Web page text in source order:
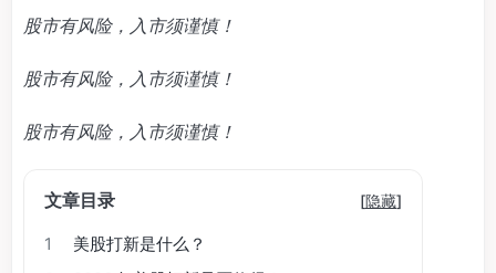
股市有风险，入市须谨慎！
股市有风险，入市须谨慎！
股市有风险，入市须谨慎！
文章目录 [隐藏]
1
美股打新是什么？